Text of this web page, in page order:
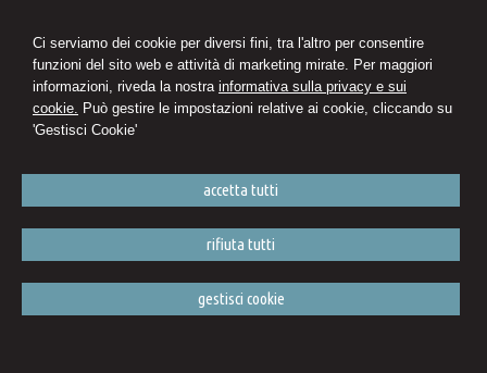
Ci serviamo dei cookie per diversi fini, tra l'altro per consentire
funzioni del sito web e attività di marketing mirate. Per maggiori
informazioni, riveda la nostra informativa sulla privacy e sui
cookie. Può gestire le impostazioni relative ai cookie, cliccando su
'Gestisci Cookie'
accetta tutti
rifiuta tutti
gestisci cookie